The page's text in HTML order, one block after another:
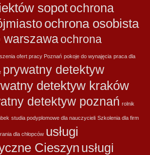
sopotochrona
ochrona osobista
warszawaochrona
ofert pracy Poznań pokoje do wynajęcia praca dla
prywatny detektyw
detektyw kraków
detektyw poznań rolnik
studia podyplomowe dla nauczycieli Szkolenia dla firm
dla chłopców usługi
Cieszyn usługi